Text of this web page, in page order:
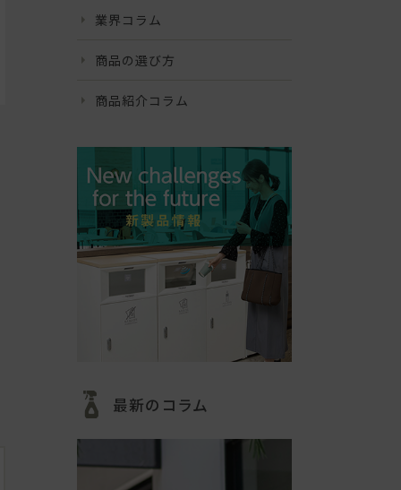
業界コラム
商品の選び方
商品紹介コラム
最新のコラム